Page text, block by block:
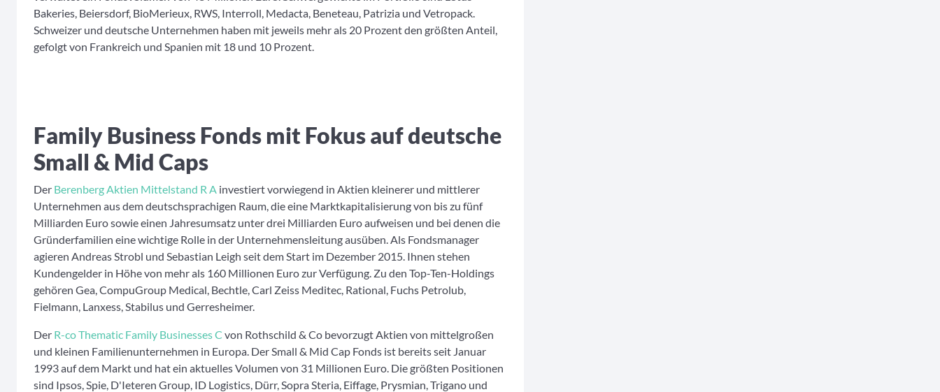
Bakeries, Beiersdorf, BioMerieux, RWS, Interroll, Medacta, Beneteau, Patrizia und Vetropack.
Schweizer und deutsche Unternehmen haben mit jeweils mehr als 20 Prozent den größten Anteil,
gefolgt von Frankreich und Spanien mit 18 und 10 Prozent.
Family Business Fonds mit Fokus auf deutsche
Small & Mid Caps
Der Berenberg Aktien Mittelstand R A investiert vorwiegend in Aktien kleinerer und mittlerer
Unternehmen aus dem deutschsprachigen Raum, die eine Marktkapitalisierung von bis zu fünf
Milliarden Euro sowie einen Jahresumsatz unter drei Milliarden Euro aufweisen und bei denen die
Gründerfamilien eine wichtige Rolle in der Unternehmensleitung ausüben. Als Fondsmanager
agieren Andreas Strobl und Sebastian Leigh seit dem Start im Dezember 2015. Ihnen stehen
Kundengelder in Höhe von mehr als 160 Millionen Euro zur Verfügung. Zu den Top-Ten-Holdings
gehören Gea, CompuGroup Medical, Bechtle, Carl Zeiss Meditec, Rational, Fuchs Petrolub,
Fielmann, Lanxess, Stabilus und Gerresheimer.
Der R-co Thematic Family Businesses C von Rothschild & Co bevorzugt Aktien von mittelgroßen
und kleinen Familienunternehmen in Europa. Der Small & Mid Cap Fonds ist bereits seit Januar
1993 auf dem Markt und hat ein aktuelles Volumen von 31 Millionen Euro. Die größten Positionen
sind Ipsos, Spie, D'Ieteren Group, ID Logistics, Dürr, Sopra Steria, Eiffage, Prysmian, Trigano und